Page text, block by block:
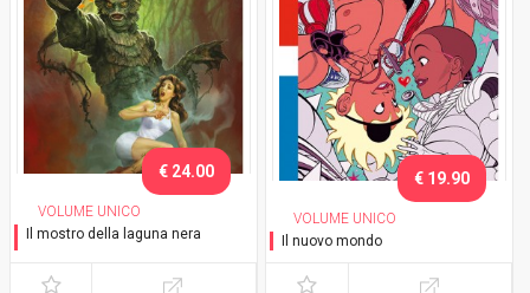
VOLUME UNICO
Il mostro della laguna nera
€ 24.00
VOLUME UNICO
Il nuovo mondo
€ 19.90